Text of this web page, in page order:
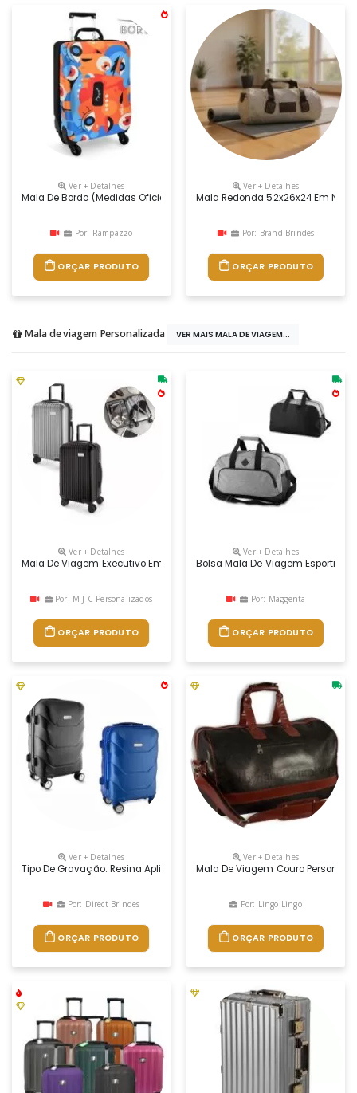
Ver + Detalhes
Mala De Bordo (medidas Oficiais Anac) Com 4 Rodinhas Fabricada
Por: Rampazzo
ORÇAR PRODUTO
Ver + Detalhes
Mala Redonda 52x26x24 Em
Por: Brand Brindes
ORÇAR PRODUTO
Mala de viagem Personalizada VER MAIS MALA DE VIAGEM...
Ver + Detalhes
Mala De Viagem Executivo Em Abs E Pet Com Interior Forrado, Com
Por: M J C Personalizados
ORÇAR PRODUTO
Ver + Detalhes
Bolsa Mala De Viagem Esportiva
Por: Maggenta
ORÇAR PRODUTO
Ver + Detalhes
Tipo De Gravação: Resina Aplicada. Mala Viagem Pequena Abs
Por: Direct Brindes
ORÇAR PRODUTO
Ver + Detalhes
Mala De Viagem Couro
Por: Lingo Lingo
ORÇAR PRODUTO